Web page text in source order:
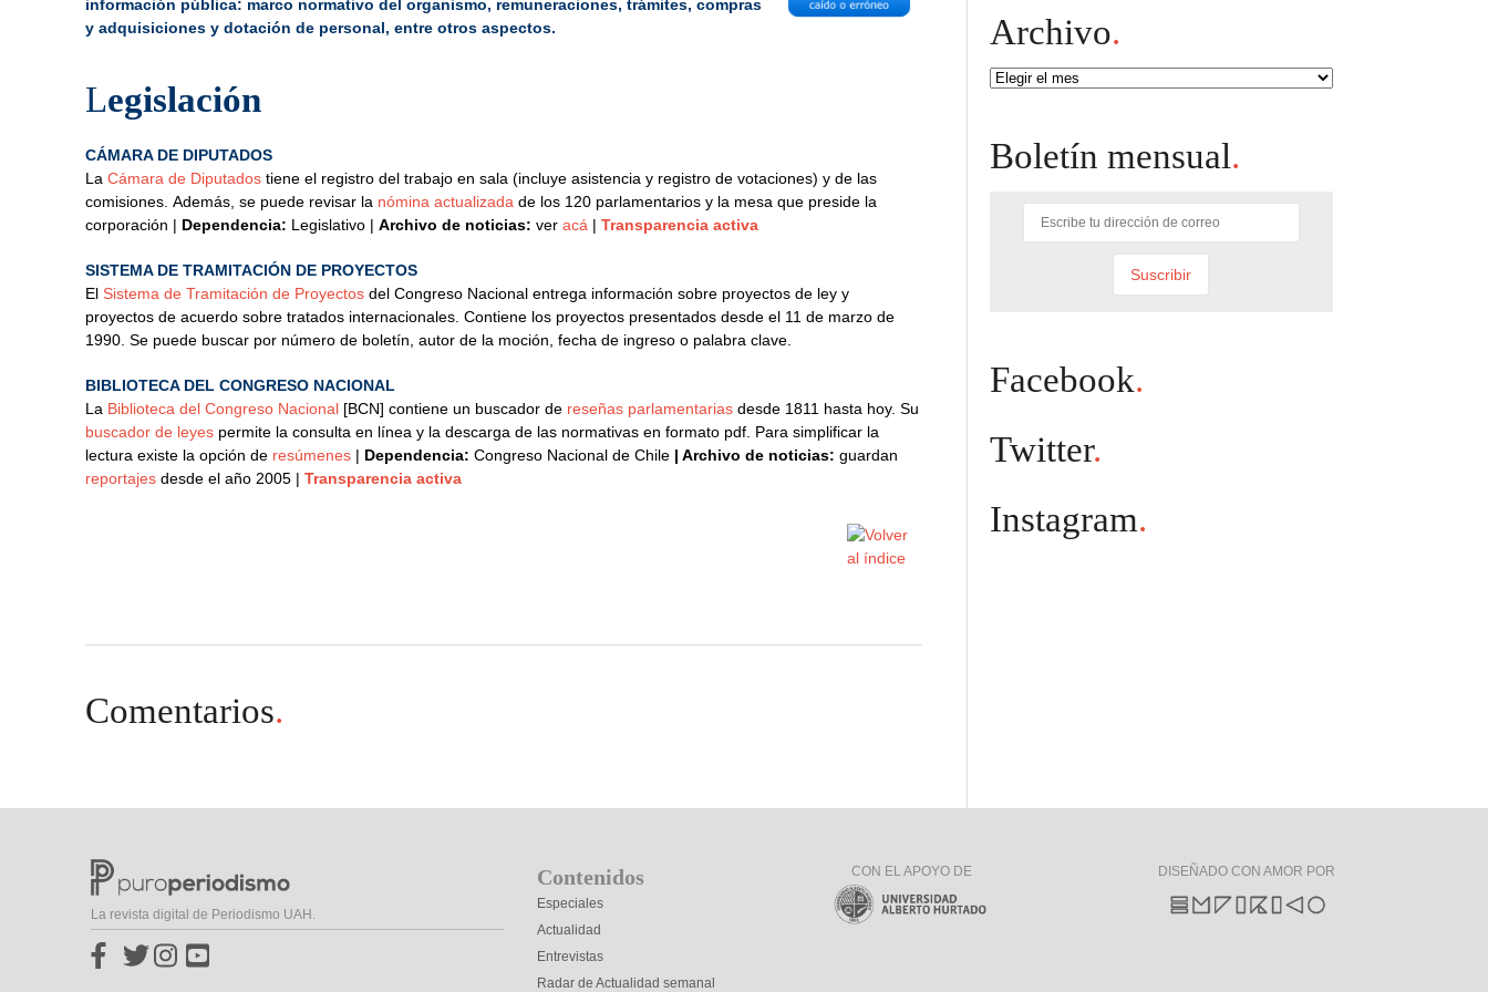
información pública: marco normativo del organismo, remuneraciones, trámites, compras
y adquisiciones y dotación de personal, entreotros aspectos.
Legislación
CÁMARA DE DIPUTADOS
LaCámara de Diputados tiene el registro del trabajo en sala (incluye asistencia y registro de votaciones) y de las
comisiones. Además, se puede revisar la nómina actualizada de los 120 parlamentarios y la mesa que preside la
corporación | Dependencia: Legislativo |Archivo de noticias:veracá |Transparencia activa
SISTEMA DE TRAMITACIÓN DE PROYECTOS
El Sistema de Tramitación de Proyectos del Congreso Nacional entrega información sobre proyectos de ley y
proyectos de acuerdo sobre tratados internacionales. Contiene los proyectos presentados desde el 11 de marzo de
1990. Se puede buscar por número de boletín, autor de la moción, fecha de ingreso o palabra clave.
BIBLIOTECA DEL CONGRESO NACIONAL
La Biblioteca del Congreso Nacional [BCN] contiene un buscador de reseñas parlamentarias desde 1811 hasta hoy. Su
buscador de leyes permite la consulta en línea y la descarga de las normativas en formato pdf. Para simplificar la
lectura existe la opción de resúmenes | Dependencia:Congreso Nacional de Chile |Archivo de noticias:guardan
reportajes desde el año 2005 |Transparencia activa
Comentarios.
Archivo.
Archivo
Boletín mensual.
Facebook.
Twitter.
Instagram.
La revista digital de Periodismo UAH.
Contenidos
Especiales
Actualidad
Entrevistas
Radar de Actualidad semanal
CON EL APOYO DE DISEÑADO CON AMOR POR